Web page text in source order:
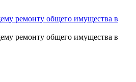
ремонту общего имущества в
ремонту общего имущества в